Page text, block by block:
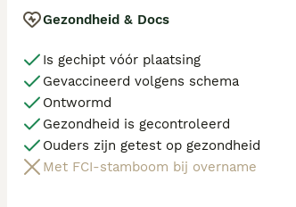
Gezondheid & Docs
Is gechipt vóór plaatsing
Gevaccineerd volgens schema
Ontwormd
Gezondheid is gecontroleerd
Ouders zijn getest op gezondheid
Met FCI-stamboom bij overname